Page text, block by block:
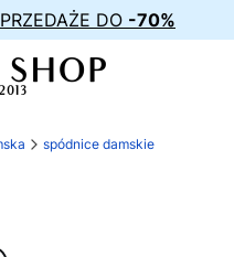
DO -70%
spódnice damskie